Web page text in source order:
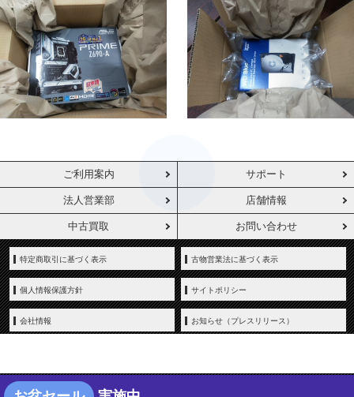
ご利用案内 サポート
法人営業部 店舗情報
中古買取 お問い合わせ
特定商取引に基づく表示 古物営業法に基づく表示
個人情報保護方針 サイトポリシー
会社情報 お知らせ（プレスリリース）